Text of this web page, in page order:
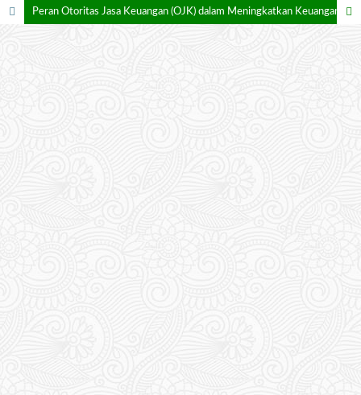
Peran Otoritas Jasa Keuangan (OJK) dalam Meningkatkan Keuangan Inklusif melalui Akselerasi Pengembangan Pembiayaan UMKM